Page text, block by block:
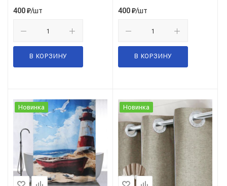
400₽/шт
В КОРЗИНУ
400₽/шт
В КОРЗИНУ
Новинка Новинка